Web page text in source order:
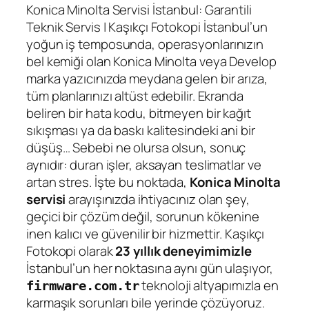
Konica Minolta Servisi İstanbul: Garantili
Teknik Servis | Kaşıkçı Fotokopi İstanbul’un
yoğun iş temposunda, operasyonlarınızın
bel kemiği olan Konica Minolta veya Develop
marka yazıcınızda meydana gelen bir arıza,
tüm planlarınızı altüst edebilir. Ekranda
beliren bir hata kodu, bitmeyen bir kağıt
sıkışması ya da baskı kalitesindeki ani bir
düşüş… Sebebi ne olursa olsun, sonuç
aynıdır: duran işler, aksayan teslimatlar ve
artan stres. İşte bu noktada, Konica Minolta
servisiarayışınızda ihtiyacınız olan şey,
geçici bir çözüm değil, sorunun kökenine
inen kalıcı ve güvenilir bir hizmettir. Kaşıkçı
Fotokopi olarak23 yıllık deneyimimizle
İstanbul’un her noktasına aynı gün ulaşıyor,
firmware.com.trteknoloji altyapımızla en
karmaşık sorunları bile yerinde çözüyoruz.